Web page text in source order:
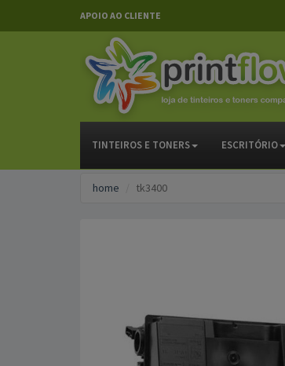
APOIO AO CLIENTE
TINTEIROS E TONERS ESCRITÓRIO
home tk3400